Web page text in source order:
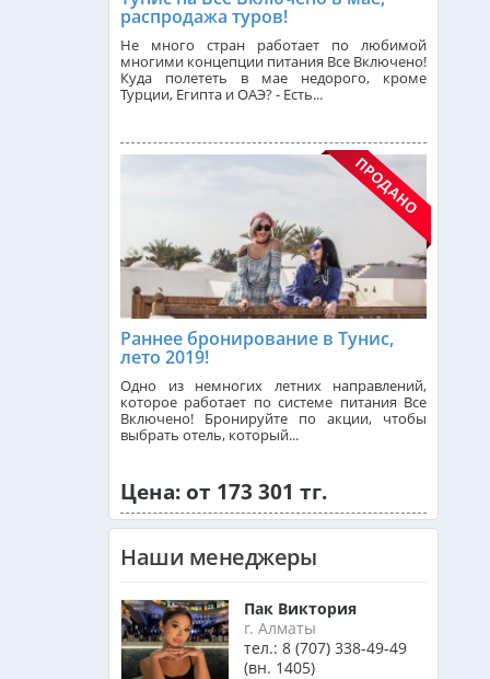
Сейшелы из Алматы
Доминикана из Алматы
Франция из Алматы
Болгария из Алматы
Сингапур из Алматы
Танзания из Алматы
Израиль из Алматы
распродажа туров!
Не много стран работает по любимой
многими концепции питания Все Включено!
Куда полететь в мае недорого, кроме
Турции, Египта и ОАЭ? - Есть...
Раннее бронирование в Тунис,
лето 2019!
Одно из немногих летних направлений,
которое работает по системе питания Все
Включено! Бронируйте по акции, чтобы
выбрать отель, который...
Цена: от 173 301 тг.
Наши менеджеры
Пак Виктория
г. Алматы
тел.: 8 (707) 338-49-49
(вн. 1405)